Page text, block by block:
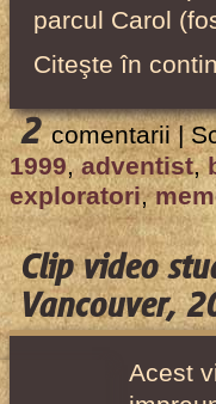
parcul Carol
Citeşte în
2 comentarii |
1999,adventist,
exploratori,
Clip video
Vancouver,
Acest